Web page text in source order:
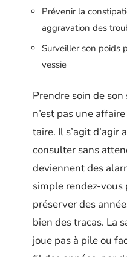
Prévenir la
aggravation des
Surveiller son poids
vessie
Prendre soin de
n’est pas une
taire. Il s’agit d’agir
consulter sans
deviennent des
simple rendez-vous
préserver des
bien des tracas. La
joue pas à pile ou